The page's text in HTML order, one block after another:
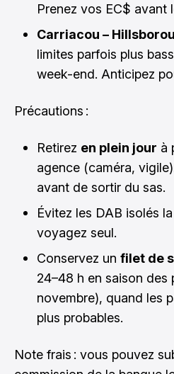
Prenez vos EC$ avant
Carriacou –
limites parfois plus
week-end. Anticipez
Précautions :
Retirez en plein jour à
agence (caméra,
avant de sortir du sas.
Évitez les DAB isolés
voyagez seul.
Conservez un filet de
24–48 h en saison des
novembre), quand les
plus probables.
Note frais : vous pouvez